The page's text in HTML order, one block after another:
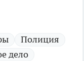
Полиция
дело